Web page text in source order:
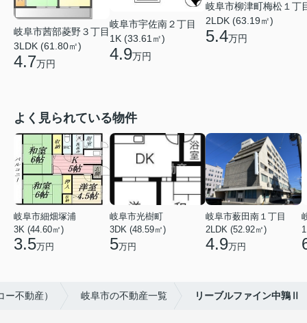
岐阜市茜部菱野３丁目
3LDK (61.80㎡)
4.7万円
岐阜市宇佐南２丁目
1K (33.61㎡)
4.9万円
岐阜市柳津町梅松１丁
2LDK (63.19㎡)
5.4万円
よく見られている物件
岐阜市細畑塚浦
3K (44.60㎡)
3.5万円
岐阜市光樹町
3DK (48.59㎡)
5万円
岐阜市薮田南１丁目
2LDK (52.92㎡)
4.9万円
不動産） 岐阜市の不動産一覧 リーブルファイン中鶉Ⅱ